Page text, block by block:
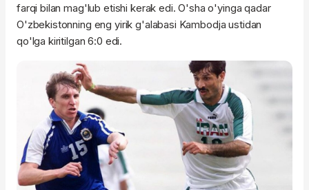
farqi bilan mag'lub etishi kerak edi. O'sha o'yinga qadar
O'zbekistonning eng yirik g'alabasi Kambodja ustidan
qo'lga kiritilgan 6:0 edi.